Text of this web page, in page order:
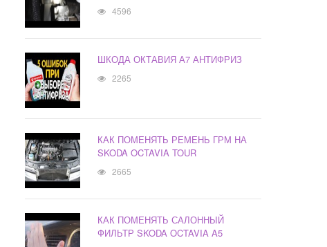
4596
ШКОДА ОКТАВИЯ А7 АНТИФРИЗ
2265
КАК ПОМЕНЯТЬ РЕМЕНЬ ГРМ НА
SKODA OCTAVIA TOUR
2665
КАК ПОМЕНЯТЬ САЛОННЫЙ
ФИЛЬТР SKODA OCTAVIA A5